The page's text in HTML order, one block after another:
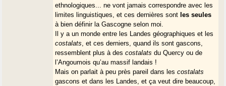
ethnologiques... ne vont jamais correspondre avec les
limites linguistiques, et ces dernières sont les seules
à bien définir la Gascogne selon moi.
Il y a un monde entre les Landes géographiques et les
costalats , et ces derniers, quand ils sont gascons,
ressemblent plus à descostalats du Quercy ou de
l’Angoumois qu’au massif landais !
Mais on parlait à peu près pareil dans lescostalats
gascons et dans les Landes, et ça veut dire beaucoup,